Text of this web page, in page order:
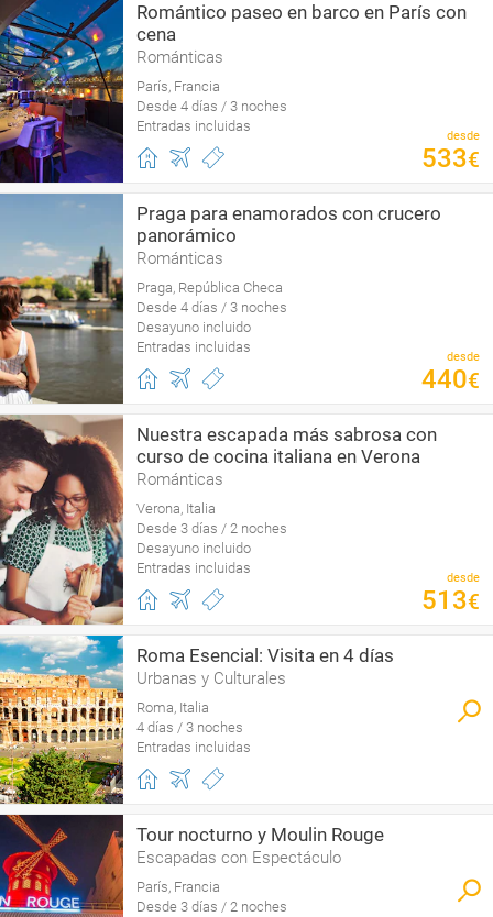
Romántico paseo en barco en París con
cena
Románticas
París, Francia
Desde 4 días / 3 noches
Entradas incluidas
desde
533€
Praga para enamorados con crucero
panorámico
Románticas
Praga, República Checa
Desde 4 días / 3 noches
Desayuno incluido
Entradas incluidas
desde
440€
Nuestra escapada más sabrosa con
curso de cocina italiana en Verona
Románticas
Verona, Italia
Desde 3 días / 2 noches
Desayuno incluido
Entradas incluidas
desde
513€
Roma Esencial: Visita en 4 días
Urbanas y Culturales
Roma, Italia
4 días / 3 noches
Entradas incluidas
Tour nocturno y Moulin Rouge
Escapadas con Espectáculo
París, Francia
Desde 3 días / 2 noches